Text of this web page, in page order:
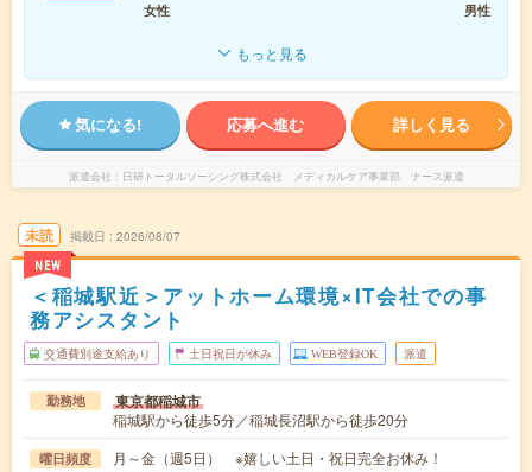
女性
男性
もっと見る
気になる! 応募へ進む 詳しく見る
派遣会社 日研トータルソーシング株式会社 メディカルケア事業部 ナース派遣
未読
NEW
掲載日 2026/08/07
＜稲城駅近＞アットホーム環境×IT会社での事
務アシスタント
交通費別途支給あり 土日祝日が休み WEB登録OK 派遣
勤務地 東京都稲城市
稲城駅から徒歩5分／稲城長沼駅から徒歩20分
曜日頻度 月～金（週5日） ※嬉しい土日・祝日完全お休み！